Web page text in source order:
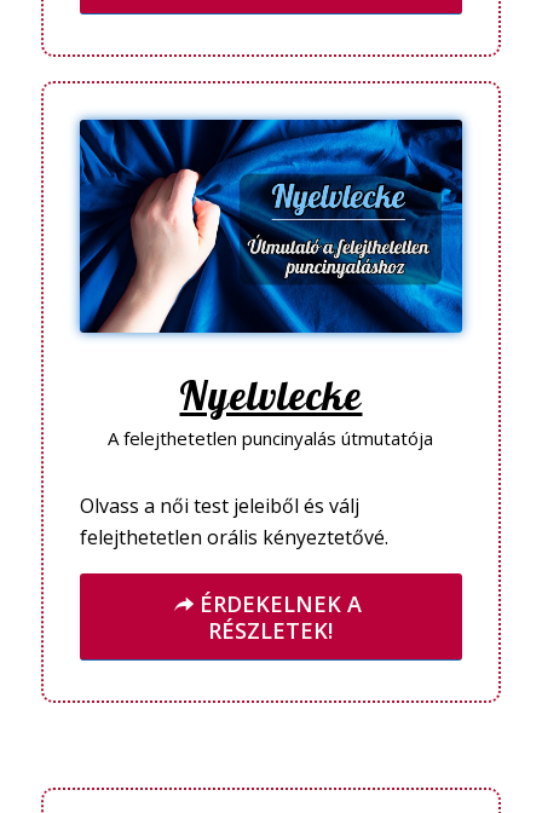
Nyelvlecke
A felejthetetlen puncinyalás útmutatója
Olvass a női test jeleiből és válj
felejthetetlen orális kényeztetővé.
ÉRDEKELNEK A
RÉSZLETEK!